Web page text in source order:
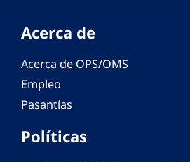
Acerca de
Acerca de OPS/OMS
Empleo
Pasantías
Políticas